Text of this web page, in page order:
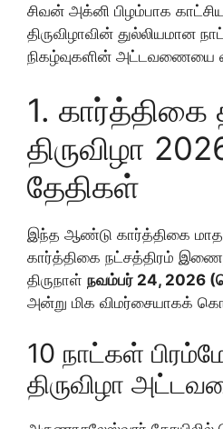
சிவன் அக்னி பிழம்பாக
திருவிழாவின் துல்லியமான
நிகழ்வுகளின் அட்டவணையை
1. கார்த்திகை
திருவிழா
தேதிகள்
இந்த ஆண்டு கார்த்திகை
கார்த்திகை நட்சத்திரம்
திருநாள் நவம்பர் 24, 2026
அன்று மிக விமர்சையாகக்
10 நாட்கள்
திருவிழா